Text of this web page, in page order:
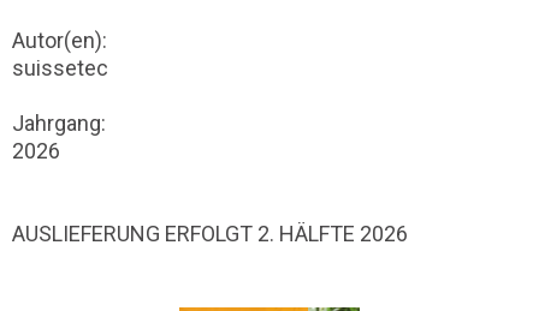
Autor(en):
suissetec
Jahrgang:
2026
AUSLIEFERUNG ERFOLGT 2. HÄLFTE 2026